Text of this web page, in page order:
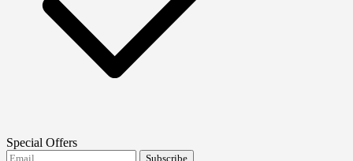
Special Offers
Subscribe